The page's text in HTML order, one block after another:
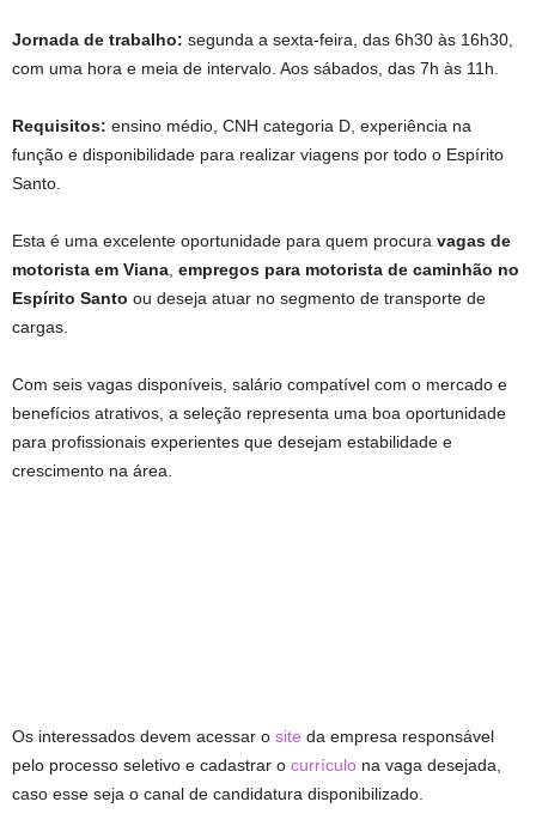
Jornada de trabalho: segunda a sexta-feira, das 6h30 às 16h30,
com uma hora e meia de intervalo. Aos sábados, das 7h às 11h.
Requisitos: ensino médio, CNH categoria D, experiência na
função e disponibilidade para realizar viagens por todo o Espírito
Santo.
Esta é uma excelente oportunidade para quem procura vagas de
motorista em Viana empregos para motorista de caminhão no
Espírito Santo ou deseja atuar no segmento de transporte de
cargas.
Com seis vagas disponíveis, salário compatível com o mercado e
benefícios atrativos, a seleção representa uma boa oportunidade
para profissionais experientes que desejam estabilidade e
crescimento na área.
Os interessados devem acessar o site da empresa responsável
pelo processo seletivo e cadastrar o currículo na vaga desejada,
caso esse seja o canal de candidatura disponibilizado.